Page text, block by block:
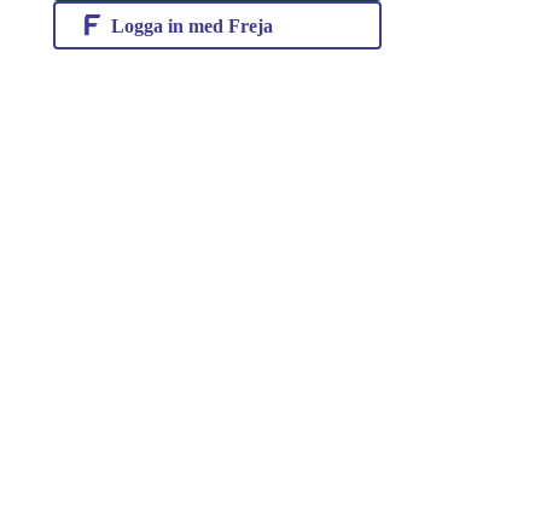
Logga in med Freja